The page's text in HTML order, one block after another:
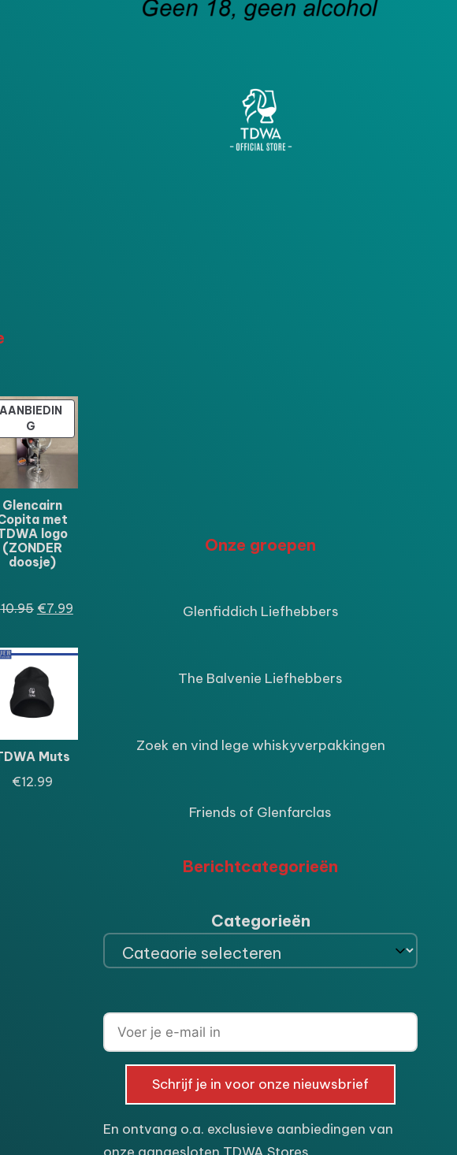
AANBIEDIN
GPRODUCT
IN
DE
UITVERKOOP
Glencairn
met
logo
(ZONDER
doosje)
10.95 Oorspronkelijke
was:
€7.99Huidige
is:
Muts
€12.99
Onze groepen
Glenfiddich Liefhebbers
The Balvenie Liefhebbers
Zoek en vind lege whiskyverpakkingen
Friends of Glenfarclas
Berichtcategorieën
Categorieën
Schrijf je in voor onze nieuwsbrief
En ontvang o.a. exclusieve aanbiedingen van